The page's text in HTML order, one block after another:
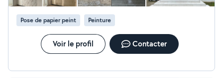
Pose de papier peint Peinture
Voir le profil Contacter